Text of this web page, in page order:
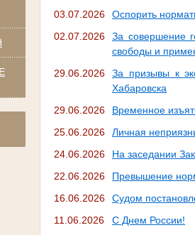
03.07.2026
Оспорить
02.07.2026
За совершение
свободы и
29.06.2026
За призывы к
Хабаровска
29.06.2026
Временное
25.06.2026
Личная
24.06.2026
На заседании
22.06.2026
Превышение
16.06.2026
Судом
11.06.2026
С Днем России!